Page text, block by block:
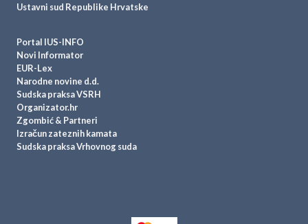
Ustavni sud Republike Hrvatske
Portal IUS-INFO
Novi Informator
EUR-Lex
Narodne novine d.d.
Sudska praksa VSRH
Organizator.hr
Zgombić & Partneri
Izračun zateznih kamata
Sudska praksa Vrhovnog suda